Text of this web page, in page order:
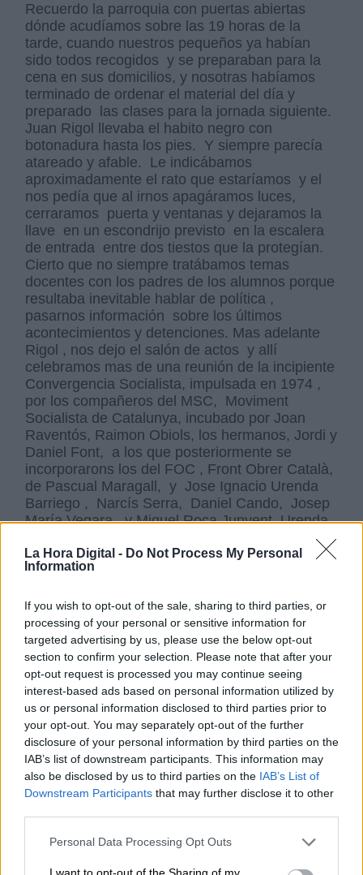
La Hora Digital - Do Not Process My Personal
Information
If you wish to opt-out of the sale, sharing to third parties, or
processing of your personal or sensitive information for
targeted advertising by us, please use the below opt-out
section to confirm your selection. Please note that after your
opt-out request is processed you may continue seeing
interest-based ads based on personal information utilized by
us or personal information disclosed to third parties prior to
your opt-out. You may separately opt-out of the further
disclosure of your personal information by third parties on the
IAB’s list of downstream participants. This information may
also be disclosed by us to third parties on the IAB’s List of
Downstream Participants that may further disclose it to other
Personal Data Processing Opt Outs
I want to opt-out of the Sharing of my
Recuerdo la parroquia con puertas abiertas
dónde acudíamos sobre las 19 horas de la
tarde, cuando nuestros pequeños ya habían
sido todos recogidos y se preparaban para la
cena en sus domicilios, y nosotras habíamos
terminado de ordenar el material del día y
preparado las clases para la jornada siguiente.
Juan Rigol llevaba el habito negro con
botonadura hasta los pies. Y siempre parecía
atareado y afable. Le indicábamos
aproximadamente el rato que estaríamos y el
nos pedía que al irnos apagáramos luces,
cerraramos puerta y ventanas y dejaramos la
llave en un escondrijo previsto en la escalera
de entrada entre dos tiestos que la protegían.
Cierto que no siempre tratábamos temas
docentes con los padres de los alumnos porque
resultaba inevitable hablar de política ,
pasarnos información sobre los últimos
acontecimientos y detenciones. Mas adelante
Rigol , nos dejo el salón de actos y allí
celebramos mas de una reunión de la incipiente
Convergencia Socialista, impulsada en 1974 ,
por los compañeros del MSC, Moviment
Socialista de Catalunya, incubado por Joan
Raventós, Raimon Obiols, los hermanos, Jordi y
Daniel Font, a los que posteriormente se
incorporarons los del FOC , Front Obrer Català,
de Pascual Maragall, y Jose Ignacio Urenda
Barriego , Narcís Serra, Daniel Cando, Josep
María Vegara, y Miquel Roca Junyent. Urenda
Catalunya en 1974, en el sector más de
izquierda, para posteriormente pasar en 1976
milito en el PSC (PSC-PSOE).
Joan Rigol siempre supo hasta dónde podía
abrir la parroquia a nuestras presencias y todos
sabíamos que si la brigada político social
irrumpia debíamos simular unos rezos de
rosario o una discusión sobre temas de
docencia. Confiábamos que el Concordato con
la Santa Sede, fuese nuestra vacuna, aunque
hubo detenciones en iglesias y parroquias
incluso en el mismo Monasterio de Montserrat